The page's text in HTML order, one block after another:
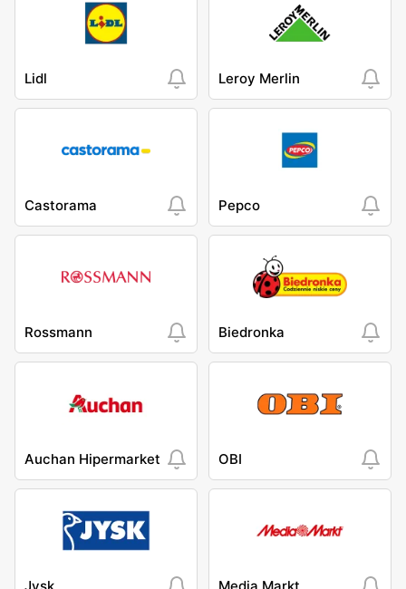
Lidl Leroy Merlin
Castorama Pepco
Rossmann Biedronka
Auchan Hipermarket OBI